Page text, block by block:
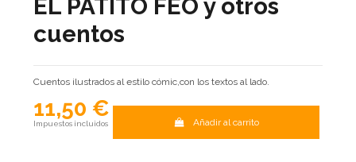
EL PATITO FEO y otros
cuentos
Cuentos ilustrados al estilo cómic,con los textos al lado.
11,50 €
Impuestos incluidos Añadir al carrito